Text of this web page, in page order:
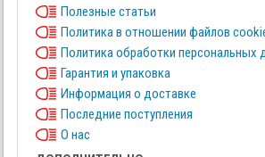
Полезные статьи
Политика в отношении файлов
Политика обработки персональных
Гарантия и упаковка
Информация о доставке
Последние поступления
О нас